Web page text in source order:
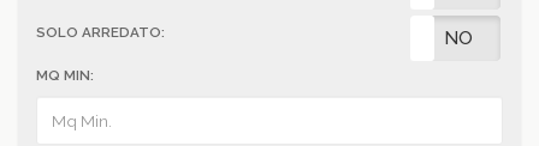
SOLO ARREDATO: NO
MQ MIN: